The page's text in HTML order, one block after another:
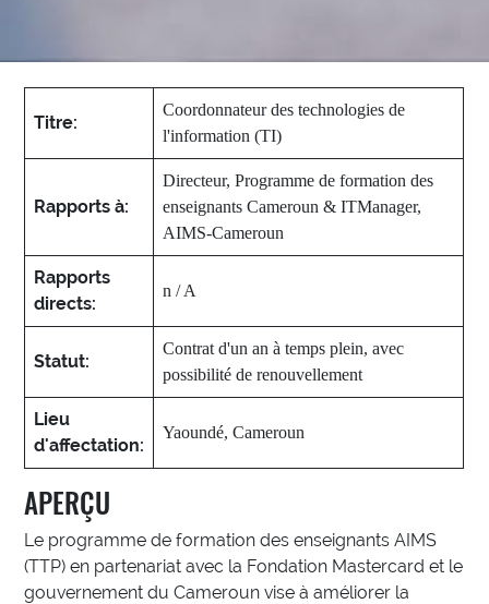
Titre:
Coordonnateur des technologies de
l'information (TI)
Rapports à:
Directeur, Programme de formation des
enseignants Cameroun & ITManager,
AIMS-Cameroun
Rapports
directs:
n / A
Statut:
Contrat d'un an à temps plein, avec
possibilité de renouvellement
Lieu
d'affectation:
Yaoundé, Cameroun
APERÇU
Le programme de formation des enseignants AIMS
(TTP) en partenariat avec la Fondation Mastercard et le
gouvernement du Cameroun vise à améliorer la